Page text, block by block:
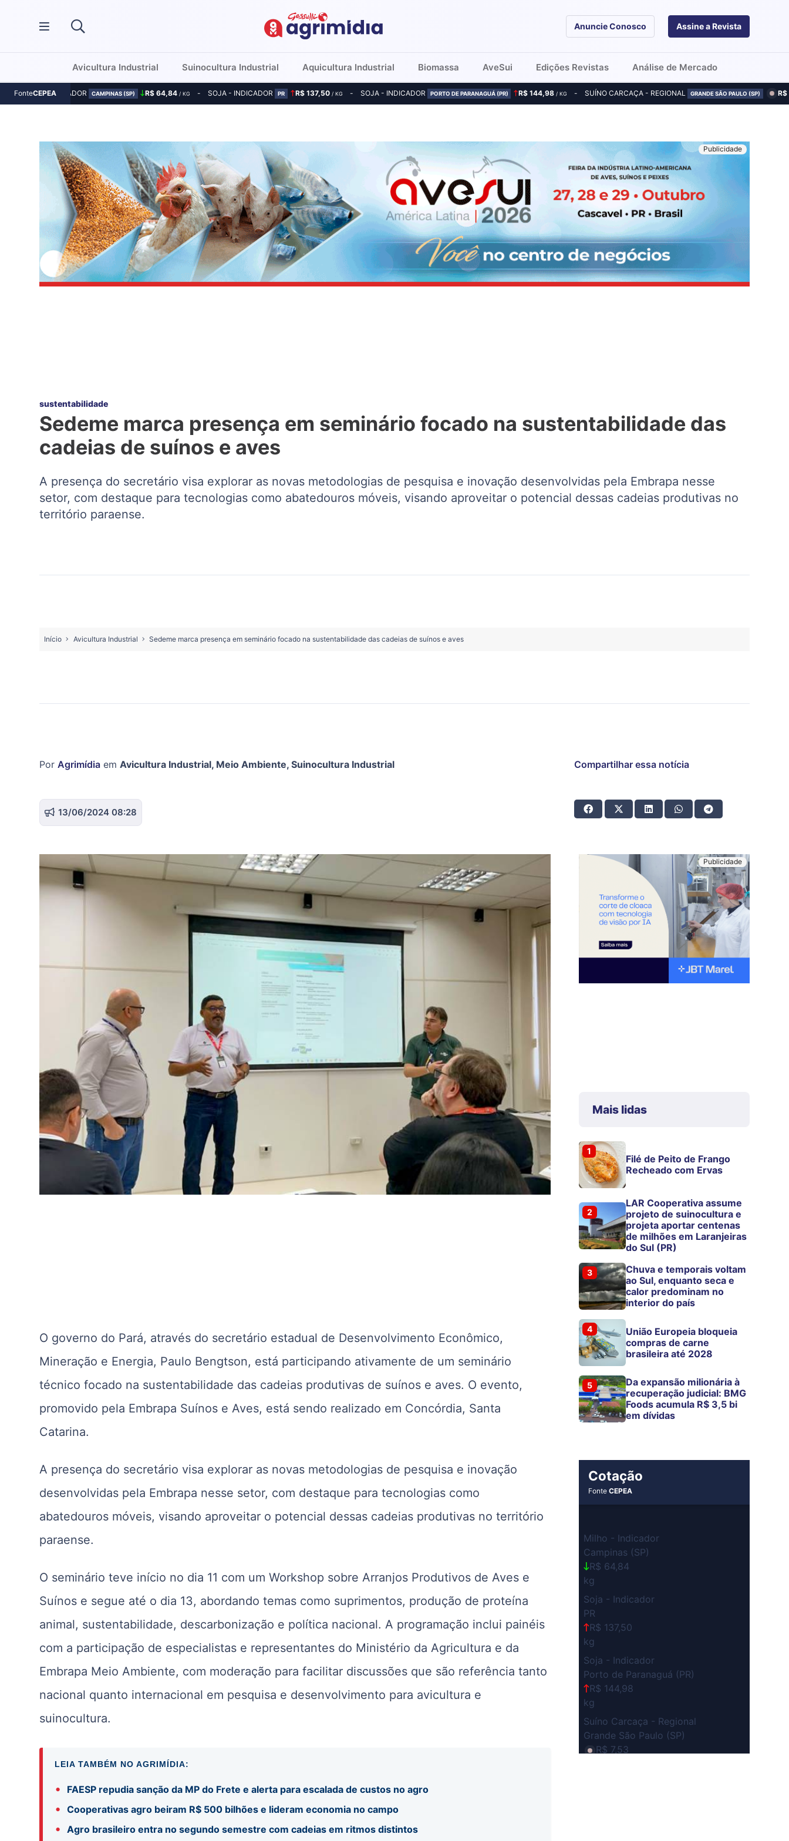
Anuncie Conosco Assine a Revista
Avicultura Industrial Suinocultura Industrial Aquicultura Industrial Biomassa AveSui Edições Revistas Análise de Mercado
FonteCEPEA
MILHO - INDICADOR CAMPINAS (SP) R$ 64,84 / KG SOJA - INDICADOR PR R$ 137,50/ KG SOJA - INDICADOR PORTO DE PARANAGUÁ (PR) R$ 144,98 / KG SUÍNO CARCAÇA - REGIONAL GRANDE SÃO PAULO (SP)
sustentabilidade
Sedeme marca presença em seminário focado na sustentabilidade das
cadeias de suínos e aves
A presença do secretário visa explorar as novas metodologias de pesquisa e inovação desenvolvidas pela Embrapa nesse
setor, com destaque para tecnologias como abatedouros móveis, visando aproveitar o potencial dessas cadeias produtivas no
território paraense.
Início Avicultura Industrial Sedeme marca presença em seminário focado na sustentabilidade das cadeias de suínos e aves
Por Agrimídia em Avicultura Industrial, Meio Ambiente, Suinocultura Industrial
13/06/2024 08:28
Compartilhar essa notícia
O governo do Pará, através do secretário estadual de Desenvolvimento Econômico,
Mineração e Energia, Paulo Bengtson, está participando ativamente de um seminário
técnico focado na sustentabilidade das cadeias produtivas de suínos e aves. O evento,
promovido pela Embrapa Suínos e Aves, está sendo realizado em Concórdia, Santa
Catarina.
A presença do secretário visa explorar as novas metodologias de pesquisa e inovação
desenvolvidas pela Embrapa nesse setor, com destaque para tecnologias como
abatedouros móveis, visando aproveitar o potencial dessas cadeias produtivas no território
paraense.
O seminário teve início no dia 11 com um Workshop sobre Arranjos Produtivos de Aves e
Suínos e segue até o dia 13, abordando temas como suprimentos, produção de proteína
animal, sustentabilidade, descarbonização e política nacional. A programação inclui painéis
com a participação de especialistas e representantes do Ministério da Agricultura e da
Embrapa Meio Ambiente, com moderação para facilitar discussões que são referência tanto
nacional quanto internacional em pesquisa e desenvolvimento para avicultura e
suinocultura.
LEIA TAMBÉM NO AGRIMÍDIA:
• FAESP repudia sanção da MP do Frete e alerta para escalada de custos no agro
• Cooperativas agro beiram R$ 500 bilhões e lideram economia no campo
• Agro brasileiro entra no segundo semestre com cadeias em ritmos distintos
Mais lidas
1
Filé de Peito de Frango
Recheado com Ervas
2
LAR Cooperativa assume
projeto de suinocultura e
projeta aportar centenas
de milhões em Laranjeiras
do Sul (PR)
3
Chuva e temporais voltam
ao Sul, enquanto seca e
calor predominam no
interior do país
4
União Europeia bloqueia
compras de carne
brasileira até 2028
5
Da expansão milionária à
recuperação judicial: BMG
Foods acumula R$ 3,5 bi
em dívidas
Cotação
FonteCEPEA
Milho - Indicador
Campinas (SP)
R$ 64,84
kg
Soja - Indicador
PR
R$ 137,50
kg
Soja - Indicador
Porto de Paranaguá (PR)
R$ 144,98
kg
Suíno Carcaça - Regional
Grande São Paulo (SP)
R$ 7,53